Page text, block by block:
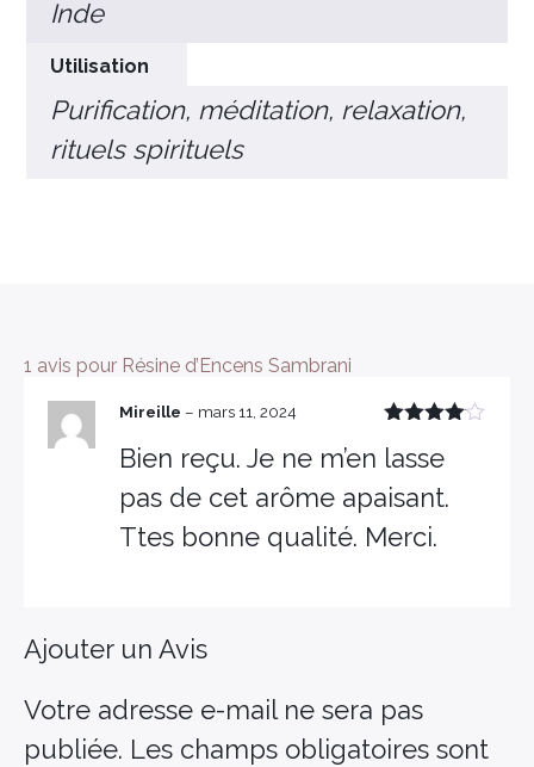
Inde
Utilisation
Purification, méditation, relaxation,
rituels spirituels
1 avis pour Résine d’Encens Sambrani
sur 5
Mireille – mars 11, 2024
Bien reçu. Je ne m’en lasse
pas de cet arôme apaisant.
Ttes bonne qualité. Merci.
Ajouter un Avis
Votre adresse e-mail ne sera pas
publiée. Les champs obligatoires sont